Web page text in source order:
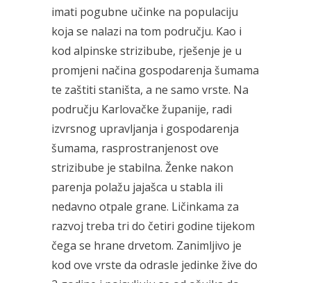
imati pogubne učinke na populaciju
koja se nalazi na tom području. Kao i
kod alpinske strizibube, rješenje je u
promjeni načina gospodarenja šumama
te zaštiti staništa, a ne samo vrste. Na
području Karlovačke županije, radi
izvrsnog upravljanja i gospodarenja
šumama, rasprostranjenost ove
strizibube je stabilna. Ženke nakon
parenja polažu jajašca u stabla ili
nedavno otpale grane. Ličinkama za
razvoj treba tri do četiri godine tijekom
čega se hrane drvetom. Zanimljivo je
kod ove vrste da odrasle jedinke žive do